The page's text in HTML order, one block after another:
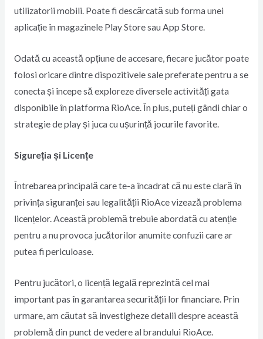
utilizatorii mobili. Poate fi descărcată sub forma unei
aplicație în magazinele Play Store sau App Store.
Odată cu această opțiune de accesare, fiecare jucător poate
folosi oricare dintre dispozitivele sale preferate pentru a se
conecta și începe să exploreze diversele activități gata
disponibile în platforma RioAce. În plus, puteți gândi chiar o
strategie de play și juca cu ușurință jocurile favorite.
Sigureția și Licențe
Întrebarea principală care te-a încadrat că nu este clară în
privința siguranței sau legalității RioAce vizează problema
licențelor. Această problemă trebuie abordată cu atenție
pentru a nu provoca jucătorilor anumite confuzii care ar
putea fi periculoase.
Pentru jucători, o licență legală reprezintă cel mai
important pas în garantarea securității lor financiare. Prin
urmare, am căutat să investigheze detalii despre această
problemă din punct de vedere al brandului RioAce.